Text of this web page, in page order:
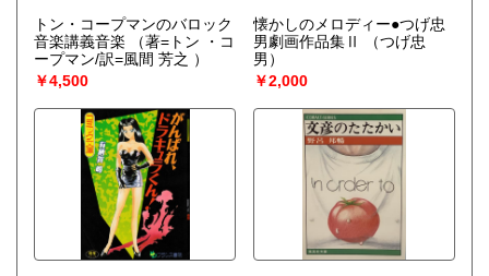
トン・コープマンのバロック
音楽講義音楽
（著=トン ・コ
ープマン/訳=風間 芳之 ）
￥4,500
懐かしのメロディー●つげ忠
男劇画作品集Ⅱ
（つげ忠
男）
￥2,000